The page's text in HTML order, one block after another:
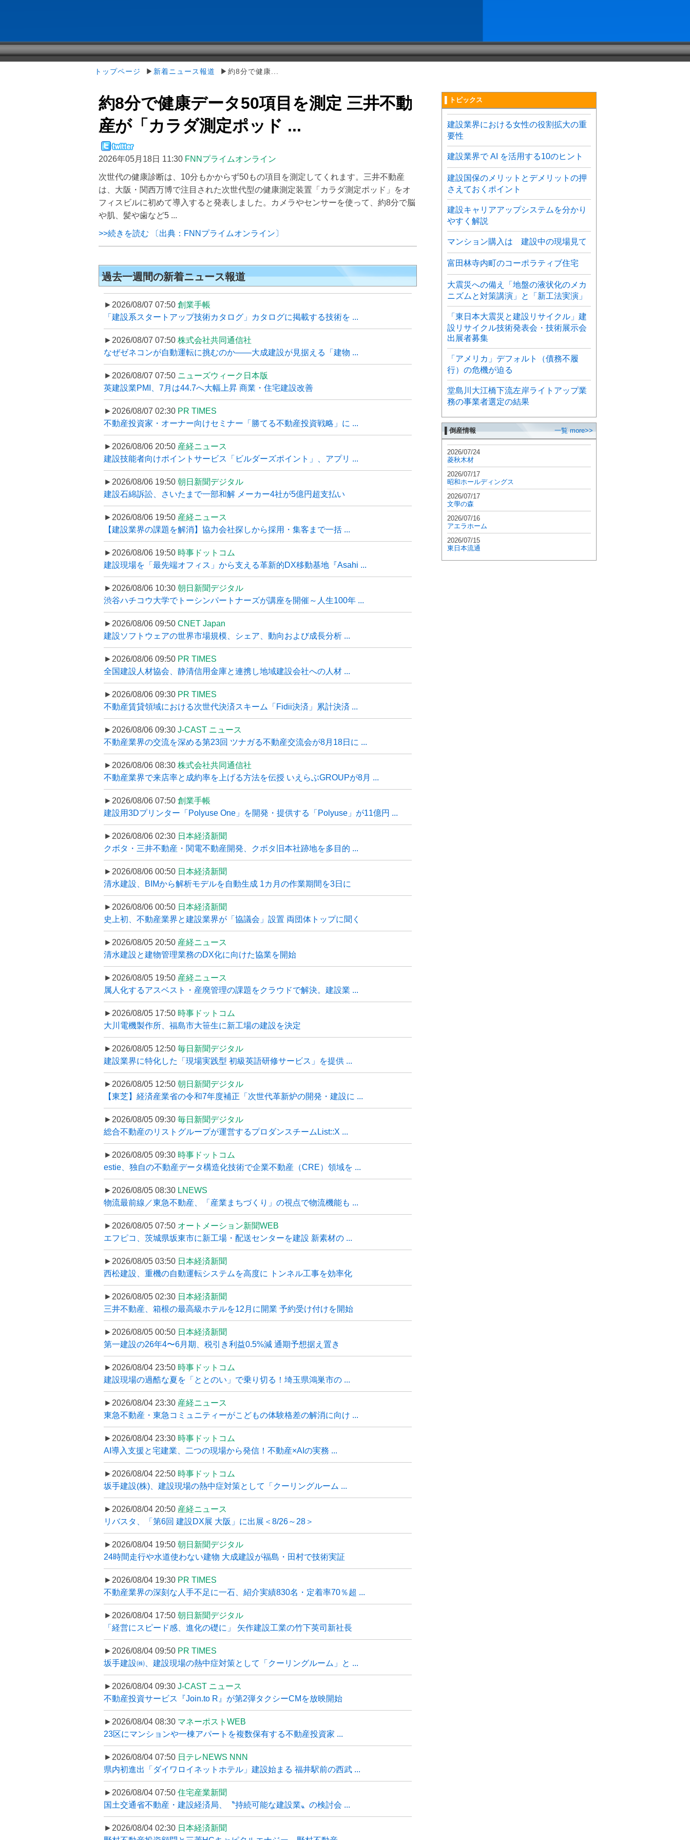
トップページ ▶ 新着ニュース報道 ▶約8分で健康...
約8分で健康データ50項目を測定 三井不動
産が「カラダ測定ポッド ...
2026年05月18日 11:30 FNNプライムオンライン
次世代の健康診断は、10分もかからず50もの項目を測定してくれます。三井不動産
は、大阪・関西万博で注目された次世代型の健康測定装置「カラダ測定ポッド」をオ
フィスビルに初めて導入すると発表しました。カメラやセンサーを使って、約8分で脳
や肌、髪や歯など5 ...
>>続きを読む 〔出典：FNNプライムオンライン〕
過去一週間の新着ニュース報道
►2026/08/07 07:50 創業手帳
「建設系スタートアップ技術カタログ」カタログに掲載する技術を ...
►2026/08/07 07:50 株式会社共同通信社
なぜゼネコンが自動運転に挑むのか――大成建設が見据える「建物 ...
►2026/08/07 07:50 ニューズウィーク日本版
英建設業PMI、7月は44.7へ大幅上昇 商業・住宅建設改善
►2026/08/07 02:30 PR TIMES
不動産投資家・オーナー向けセミナー「勝てる不動産投資戦略」に ...
►2026/08/06 20:50 産経ニュース
建設技能者向けポイントサービス「ビルダーズポイント」、アプリ ...
►2026/08/06 19:50 朝日新聞デジタル
建設石綿訴訟、さいたまで一部和解 メーカー4社が5億円超支払い
►2026/08/06 19:50 産経ニュース
【建設業界の課題を解消】協力会社探しから採用・集客まで一括 ...
►2026/08/06 19:50 時事ドットコム
建設現場を「最先端オフィス」から支える革新的DX移動基地『Asahi ...
►2026/08/06 10:30 朝日新聞デジタル
渋谷ハチコウ大学でトーシンパートナーズが講座を開催～人生100年 ...
►2026/08/06 09:50 CNET Japan
建設ソフトウェアの世界市場規模、シェア、動向および成長分析 ...
►2026/08/06 09:50 PR TIMES
全国建設人材協会、静清信用金庫と連携し地域建設会社への人材 ...
►2026/08/06 09:30 PR TIMES
不動産賃貸領域における次世代決済スキーム「Fidii決済」累計決済 ...
►2026/08/06 09:30 J-CAST ニュース
不動産業界の交流を深める第23回 ツナガる不動産交流会が8月18日に ...
►2026/08/06 08:30 株式会社共同通信社
不動産業界で来店率と成約率を上げる方法を伝授 いえらぶGROUPが8月 ...
►2026/08/06 07:50 創業手帳
建設用3Dプリンター「Polyuse One」を開発・提供する「Polyuse」が11億円 ...
►2026/08/06 02:30 日本経済新聞
クボタ・三井不動産・関電不動産開発、クボタ旧本社跡地を多目的 ...
►2026/08/06 00:50 日本経済新聞
清水建設、BIMから解析モデルを自動生成 1カ月の作業期間を3日に
►2026/08/06 00:50 日本経済新聞
史上初、不動産業界と建設業界が「協議会」設置 両団体トップに聞く
►2026/08/05 20:50 産経ニュース
清水建設と建物管理業務のDX化に向けた協業を開始
►2026/08/05 19:50 産経ニュース
属人化するアスベスト・産廃管理の課題をクラウドで解決。建設業 ...
►2026/08/05 17:50 時事ドットコム
大川電機製作所、福島市大笹生に新工場の建設を決定
►2026/08/05 12:50 毎日新聞デジタル
建設業界に特化した「現場実践型 初級英語研修サービス」を提供 ...
►2026/08/05 12:50 朝日新聞デジタル
【東芝】経済産業省の令和7年度補正「次世代革新炉の開発・建設に ...
►2026/08/05 09:30 毎日新聞デジタル
総合不動産のリストグループが運営するプロダンスチームList::X ...
►2026/08/05 09:30 時事ドットコム
estie、独自の不動産データ構造化技術で企業不動産（CRE）領域を ...
►2026/08/05 08:30 LNEWS
物流最前線／東急不動産、「産業まちづくり」の視点で物流機能も ...
►2026/08/05 07:50 オートメーション新聞WEB
エフピコ、茨城県坂東市に新工場・配送センターを建設 新素材の ...
►2026/08/05 03:50 日本経済新聞
西松建設、重機の自動運転システムを高度に トンネル工事を効率化
►2026/08/05 02:30 日本経済新聞
三井不動産、箱根の最高級ホテルを12月に開業 予約受け付けを開始
►2026/08/05 00:50 日本経済新聞
第一建設の26年4〜6月期、税引き利益0.5%減 通期予想据え置き
►2026/08/04 23:50 時事ドットコム
建設現場の過酷な夏を「ととのい」で乗り切る！埼玉県鴻巣市の ...
►2026/08/04 23:30 産経ニュース
東急不動産・東急コミュニティーがこどもの体験格差の解消に向け ...
►2026/08/04 23:30 時事ドットコム
AI導入支援と宅建業、二つの現場から発信！不動産×AIの実務 ...
►2026/08/04 22:50 時事ドットコム
坂手建設(株)、建設現場の熱中症対策として「クーリングルーム ...
►2026/08/04 20:50 産経ニュース
リバスタ、「第6回 建設DX展 大阪」に出展＜8/26～28＞
►2026/08/04 19:50 朝日新聞デジタル
24時間走行や水道使わない建物 大成建設が福島・田村で技術実証
►2026/08/04 19:30 PR TIMES
不動産業界の深刻な人手不足に一石、紹介実績830名・定着率70％超 ...
►2026/08/04 17:50 朝日新聞デジタル
「経営にスピード感、進化の礎に」 矢作建設工業の竹下英司新社長
►2026/08/04 09:50 PR TIMES
坂手建設㈱、建設現場の熱中症対策として「クーリングルーム」と ...
►2026/08/04 09:30 J-CAST ニュース
不動産投資サービス『Join.to R』が第2弾タクシーCMを放映開始
►2026/08/04 08:30 マネーポストWEB
23区にマンションや一棟アパートを複数保有する不動産投資家 ...
►2026/08/04 07:50 日テレNEWS NNN
県内初進出「ダイワロイネットホテル」建設始まる 福井駅前の西武 ...
►2026/08/04 07:50 住宅産業新聞
国土交通省不動産・建設経済局、〝持続可能な建設業〟の検討会 ...
►2026/08/04 02:30 日本経済新聞
▌トピックス
建設業界における女性の役割拡大の重
要性
建設業界で AI を活用する10のヒント
建設国保のメリットとデメリットの押
さえておくポイント
建設キャリアアップシステムを分かり
やすく解説
マンション購入は 建設中の現場見て
富田林寺内町のコーポラティブ住宅
大震災への備え「地盤の液状化のメカ
ニズムと対策講演」と「新工法実演」
「東日本大震災と建設リサイクル」建
設リサイクル技術発表会・技術展示会
出展者募集
「アメリカ」デフォルト（債務不履
行）の危機が迫る
堂島川大江橋下流左岸ライトアップ業
務の事業者選定の結果
▌倒産情報 一覧 more>>
2026/07/24
菱秋木材
2026/07/17
昭和ホールディングス
2026/07/17
文學の森
2026/07/16
アエラホーム
2026/07/15
東日本流通